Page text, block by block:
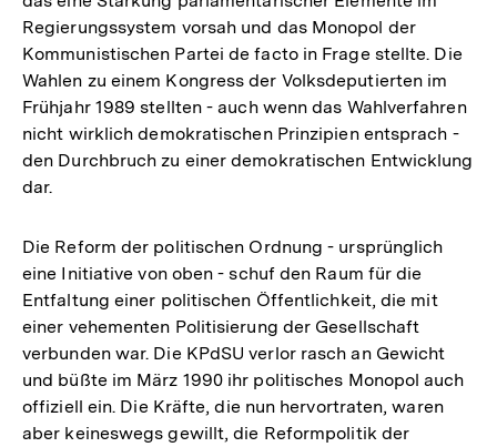
Regierungssystem vorsah und das Monopol der
Kommunistischen Partei de facto in Frage stellte. Die
Wahlen zu einem Kongress der Volksdeputierten im
Frühjahr 1989 stellten - auch wenn das Wahlverfahren
nicht wirklich demokratischen Prinzipien entsprach -
den Durchbruch zu einer demokratischen Entwicklung
dar.
Die Reform der politischen Ordnung - ursprünglich
eine Initiative von oben - schuf den Raum für die
Entfaltung einer politischen Öffentlichkeit, die mit
einer vehementen Politisierung der Gesellschaft
verbunden war. Die KPdSU verlor rasch an Gewicht
und büßte im März 1990 ihr politisches Monopol auch
offiziell ein. Die Kräfte, die nun hervortraten, waren
aber keineswegs gewillt, die Reformpolitik der